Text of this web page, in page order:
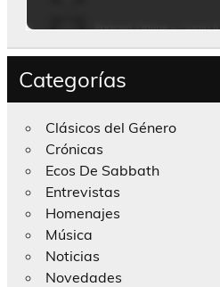
Categorías
Clásicos del Género
Crónicas
Ecos De Sabbath
Entrevistas
Homenajes
Música
Noticias
Novedades